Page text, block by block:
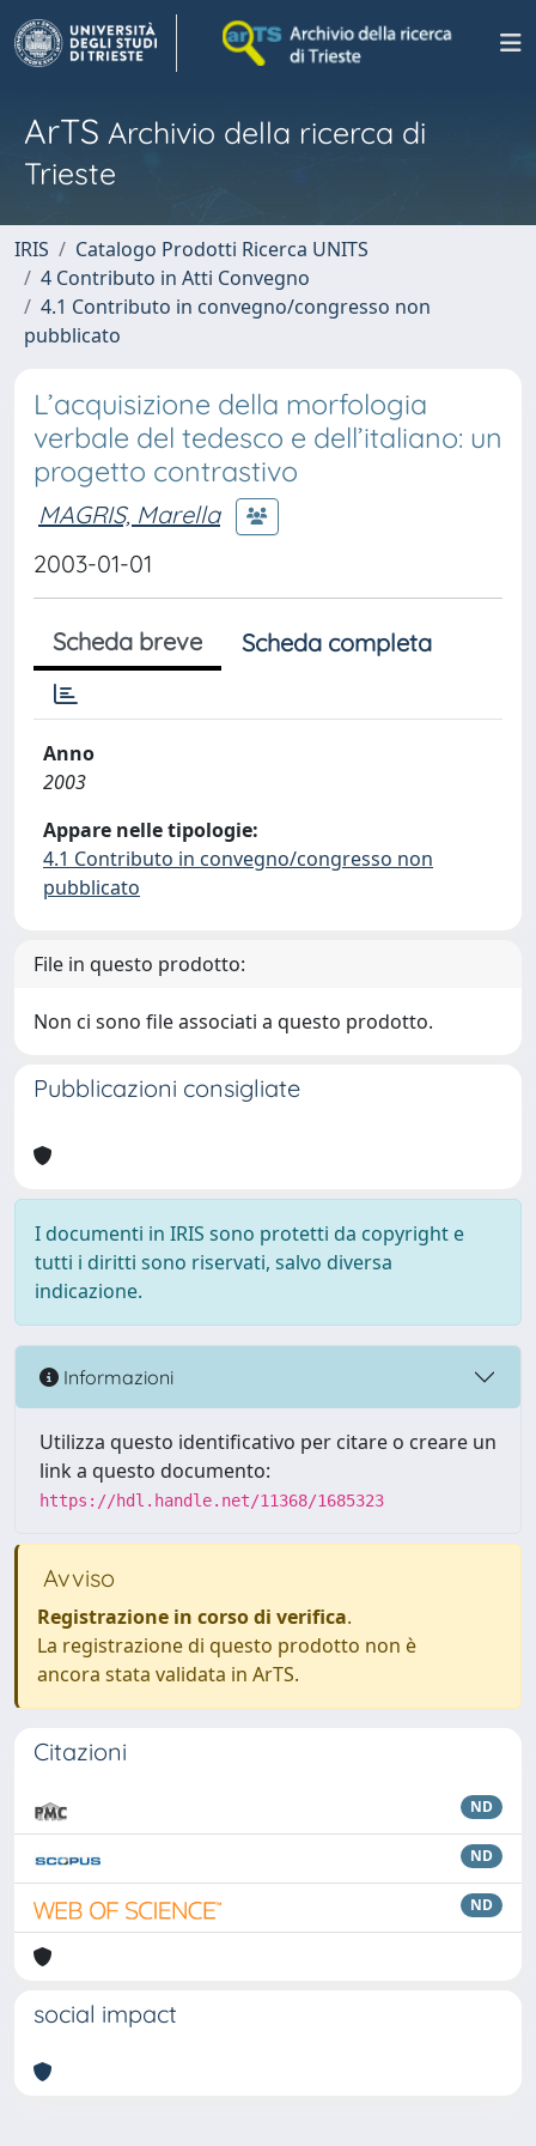
ArTS Archivio della ricerca di
Trieste
IRIS
Catalogo Prodotti Ricerca UNITS
4 Contributo in Atti Convegno
4.1 Contributo in convegno/congresso non
pubblicato
L’acquisizione della morfologia
verbale del tedesco e dell’italiano: un
progetto contrastivo
MAGRIS, Marella
2003-01-01
Scheda breve Scheda completa
Anno
2003
Appare nelle tipologie:
4.1 Contributo in convegno/congresso non
pubblicato
File in questo prodotto:
Non ci sono file associati a questo prodotto.
Pubblicazioni consigliate
I documenti in IRIS sono protetti da copyright e
tutti i diritti sono riservati, salvo diversa
indicazione.
Informazioni
Utilizza questo identificativo per citare o creare un
link a questo documento:
https://hdl.handle.net/11368/1685323
Avviso
Registrazione in corso di verifica.
La registrazione di questo prodotto non è
ancora stata validata in ArTS.
Citazioni
ND
ND
ND
social impact